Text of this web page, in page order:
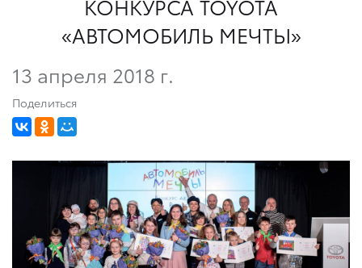
КОНКУРСА TOYOTA
«АВТОМОБИЛЬ МЕЧТЫ»
13 апреля 2018 г.
Поделиться